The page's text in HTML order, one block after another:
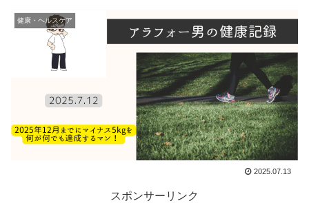
健康・ヘルスケア
2025.07.13
スポンサーリンク